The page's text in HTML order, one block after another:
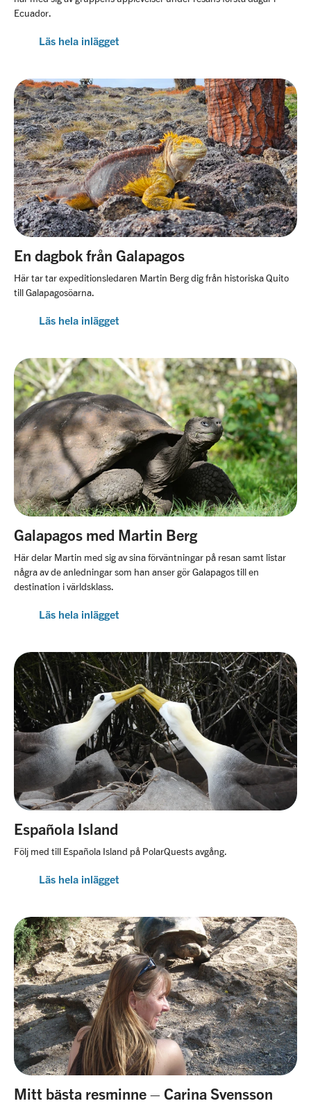
Ecuador.
Läs hela inlägget
En dagbok från Galapagos
Här tar tar expeditionsledaren Martin Berg dig från historiska Quito
till Galapagosöarna.
Läs hela inlägget
Galapagos med Martin Berg
Här delar Martin med sig av sina förväntningar på resan samt listar
några av de anledningar som han anser gör Galapagos till en
destination i världsklass.
Läs hela inlägget
Española Island
Följ med till Española Island på PolarQuests avgång.
Läs hela inlägget
Mitt bästa resminne – Carina Svensson